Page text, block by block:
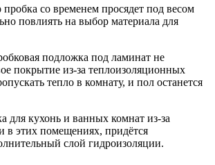
пробка со временем просядет под весом
повлиять на выбор материала для
подложка под ламинат не
покрытие из-за теплоизоляционных
тепло в комнату, и пол останется
для кухонь и ванных комнат из-за
в этих помещениях, придётся
слой гидроизоляции.